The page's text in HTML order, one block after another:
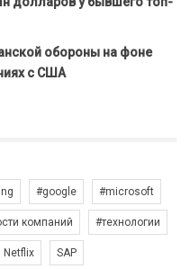
обороны на фоне
с США
#google #microsoft
компаний #технологии
Netflix SAP